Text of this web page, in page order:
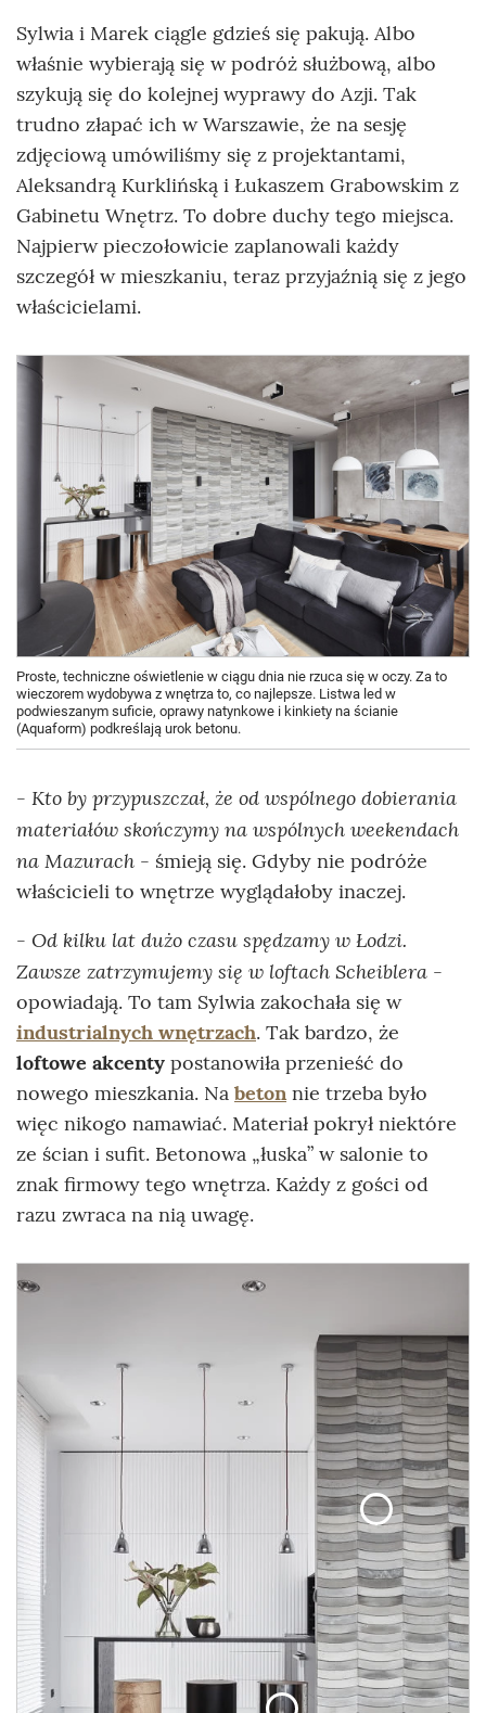
Sylwia i Marek ciągle gdzieś się pakują. Albo
właśnie wybierają się w podróż służbową, albo
szykują się do kolejnej wyprawy do Azji. Tak
trudno złapać ich w Warszawie, że na sesję
zdjęciową umówiliśmy się z projektantami,
Aleksandrą Kurklińską i Łukaszem Grabowskim z
Gabinetu Wnętrz. To dobre duchy tego miejsca.
Najpierw pieczołowicie zaplanowali każdy
szczegół w mieszkaniu, teraz przyjaźnią się z jego
właścicielami.
Proste, techniczne oświetlenie w ciągu dnia nie rzuca się w oczy. Za to
wieczorem wydobywa z wnętrza to, co najlepsze. Listwa led w
podwieszanym suficie, oprawy natynkowe i kinkiety na ścianie
(Aquaform) podkreślają urok betonu.
- Kto by przypuszczał, że od wspólnego dobierania
materiałów skończymy na wspólnych weekendach
na Mazurach - śmieją się. Gdyby nie podróże
właścicieli to wnętrze wyglądałoby inaczej.
- Od kilku lat dużo czasu spędzamy w Łodzi.
Zawsze zatrzymujemy się w loftach Scheiblera -
opowiadają. To tam Sylwia zakochała się w
industrialnych wnętrzach. Tak bardzo, że
loftowe akcenty postanowiła przenieść do
nowego mieszkania. Na beton nie trzeba było
więc nikogo namawiać. Materiał pokrył niektóre
ze ścian i sufit. Betonowa „łuska” w salonie to
znak firmowy tego wnętrza. Każdy z gości od
razu zwraca na nią uwagę.